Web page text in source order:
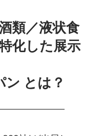
類／液状食
化した展示
ン とは？